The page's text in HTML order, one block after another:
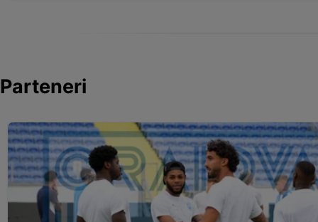
Parteneri